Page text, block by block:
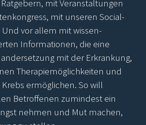
mit Veranstaltungen
mit unseren Social-
Und vor allem mit wissen-
Informationen, die eine
mit der Erkrankung,
Therapiemöglichkeiten und
ermöglichen. So will
Betroffenen zumindest ein
nehmen und Mut machen,